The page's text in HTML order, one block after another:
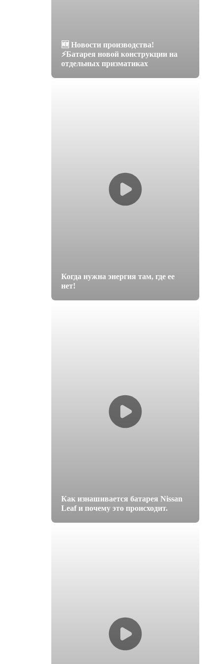
🆕 Новости производства!
⚡️Батарея новой конструкции на
отдельных призматиках
Когда нужна энергия там, где ее
нет!
Как изнашивается батарея Nissan
Leaf и почему это происходит.